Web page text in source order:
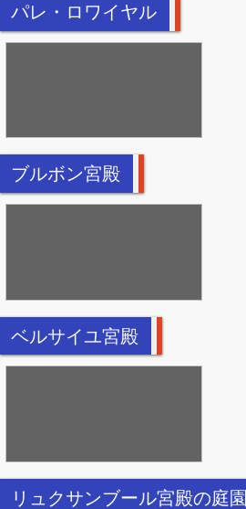
パレ・ロワイヤル
ブルボン宮殿
ベルサイユ宮殿
リュクサンブール宮殿の庭園